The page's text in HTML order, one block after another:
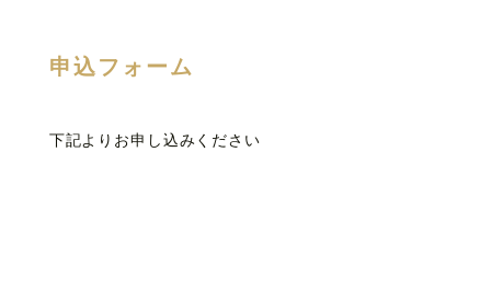
申込フォーム
下記よりお申し込みください